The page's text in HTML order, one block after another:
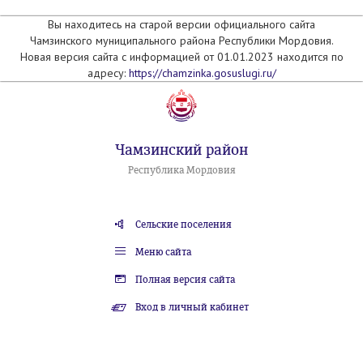
Вы находитесь на старой версии официального сайта
Чамзинского муниципального района Республики Мордовия.
Новая версия сайта с информацией от 01.01.2023 находится по
адресу: https://chamzinka.gosuslugi.ru/
Чамзинский район
Республика Мордовия
Сельские поселения
Меню сайта
Полная версия сайта
Вход в личный кабинет